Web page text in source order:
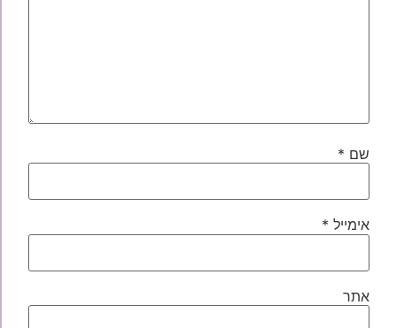
שם *
אימייל *
אתר